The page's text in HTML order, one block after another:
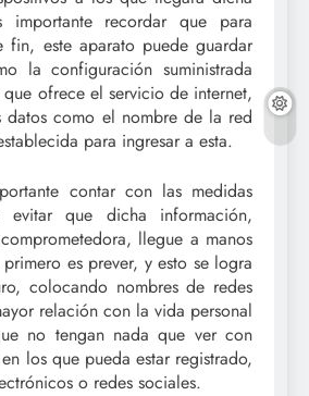
importante recordar que para
fin, este aparato puede guardar
la configuración suministrada
ofrece el servicio de internet,
datos como el nombre de la red
para ingresar a esta.
contar con las medidas
evitar que dicha información,
llegue a manos
es prever, y esto se logra
colocando nombres de redes
relación con la vida personal
no tengan nada que ver con
los que pueda estar registrado,
o redes sociales.